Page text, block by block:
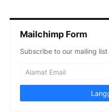
Mailchimp Form
Subscribe to our mailing